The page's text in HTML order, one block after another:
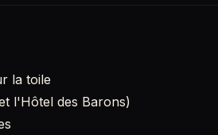
la toile
l'Hôtel des Barons)